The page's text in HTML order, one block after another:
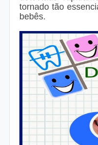
tornado tão
bebês.